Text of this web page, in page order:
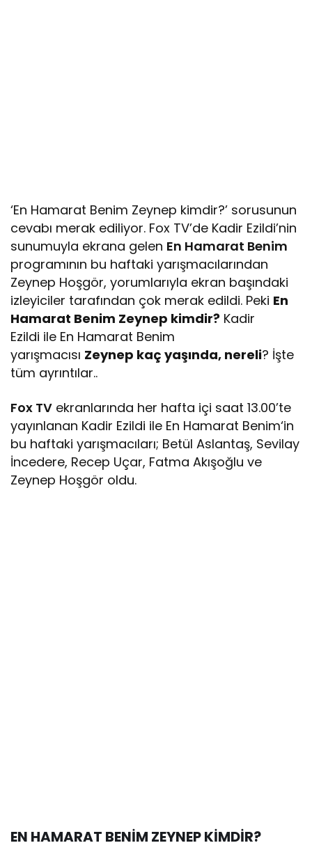
‘En Hamarat Benim Zeynep kimdir?’ sorusunun
cevabı merak ediliyor. Fox TV’de Kadir Ezildi’nin
sunumuyla ekrana gelen En Hamarat Benim
programının bu haftaki yarışmacılarından
Zeynep Hoşgör, yorumlarıyla ekran başındaki
izleyiciler tarafından çok merak edildi. Peki En
Hamarat Benim Zeynep kimdir? Kadir
Ezildi ile En Hamarat Benim
yarışmacısı Zeynep kaç yaşında, nereli? İşte
tüm ayrıntılar..
Fox TV ekranlarında her hafta içi saat 13.00’te
yayınlanan Kadir Ezildi ile En Hamarat Benim‘in
bu haftaki yarışmacıları; Betül Aslantaş, Sevilay
İncedere, Recep Uçar, Fatma Akışoğlu ve
Zeynep Hoşgör oldu.
EN HAMARAT BENİM ZEYNEP KİMDİR?